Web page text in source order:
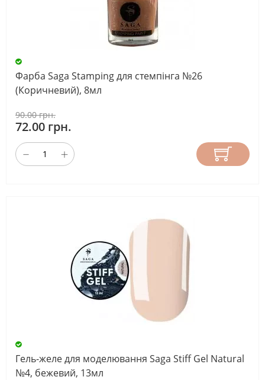
Фарба Saga Stamping для стемпінга №26
(Коричневий), 8мл
90.00 грн.
72.00 грн.
Гель-желе для моделювання Saga Stiff Gel Natural
№4, бежевий, 13мл